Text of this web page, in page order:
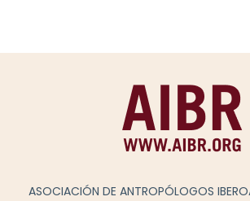
ASOCIACIÓN DE ANTROPÓLOGOS